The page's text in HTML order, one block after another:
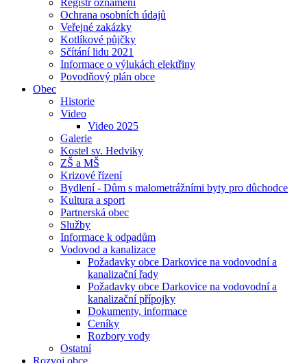
Registr oznámení
Ochrana osobních údajů
Veřejné zakázky
Kotlíkové půjčky
Sčítání lidu 2021
Informace o výlukách elektřiny
Povodňový plán obce
Obec
Historie
Video
Video 2025
Galerie
Kostel sv. Hedviky
ZŠ a MŠ
Krizové řízení
Bydlení - Dům s malometrážními byty pro důchodce
Kultura a sport
Partnerská obec
Služby
Informace k odpadům
Vodovod a kanalizace
Požadavky obce Darkovice na vodovodní a
kanalizační řady
Požadavky obce Darkovice na vodovodní a
kanalizační přípojky
Dokumenty, informace
Ceníky
Rozbory vody
Ostatní
Rozvoj obce